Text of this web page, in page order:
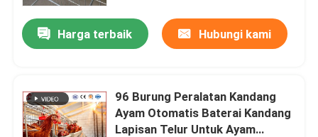
Harga terbaik Hubungi kami
96 Burung Peralatan Kandang
Ayam Otomatis Baterai Kandang
Lapisan Telur Untuk Ayam